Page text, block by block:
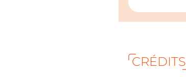
CRÉDITS